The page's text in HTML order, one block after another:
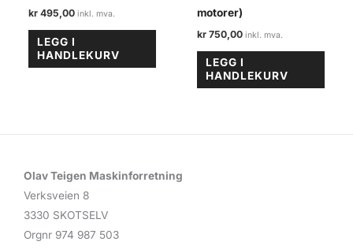
kr 495,00
LEGG I
HANDLEKURV
motorer)
kr 750,00
LEGG I
HANDLEKURV
Olav Teigen Maskinforretning
Verksveien 8
3330 SKOTSELV
Orgnr 974 987 503